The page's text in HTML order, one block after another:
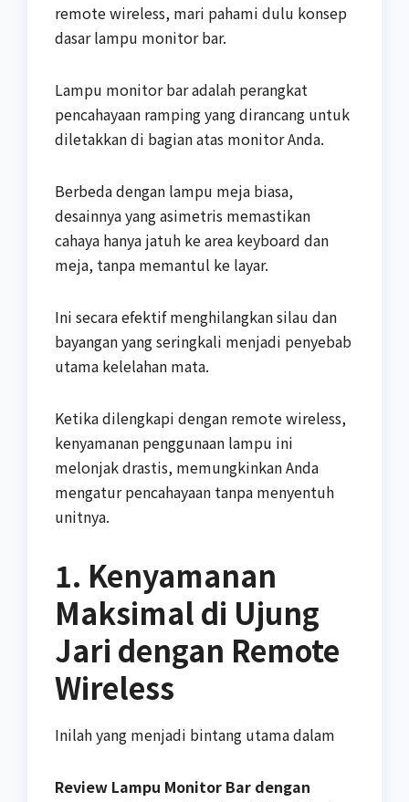
remote wireless, mari pahami dulu konsep
dasar lampu monitor bar.
Lampu monitor bar adalah perangkat
pencahayaan ramping yang dirancang untuk
diletakkan di bagian atas monitor Anda.
Berbeda dengan lampu meja biasa,
desainnya yang asimetris memastikan
cahaya hanya jatuh ke area keyboard dan
meja, tanpa memantul ke layar.
Ini secara efektif menghilangkan silau dan
bayangan yang seringkali menjadi penyebab
utama kelelahan mata.
Ketika dilengkapi dengan remote wireless,
kenyamanan penggunaan lampu ini
melonjak drastis, memungkinkan Anda
mengatur pencahayaan tanpa menyentuh
unitnya.
1. Kenyamanan
Maksimal di Ujung
Jari dengan Remote
Wireless
Inilah yang menjadi bintang utama dalam
Review Lampu Monitor Bar dengan